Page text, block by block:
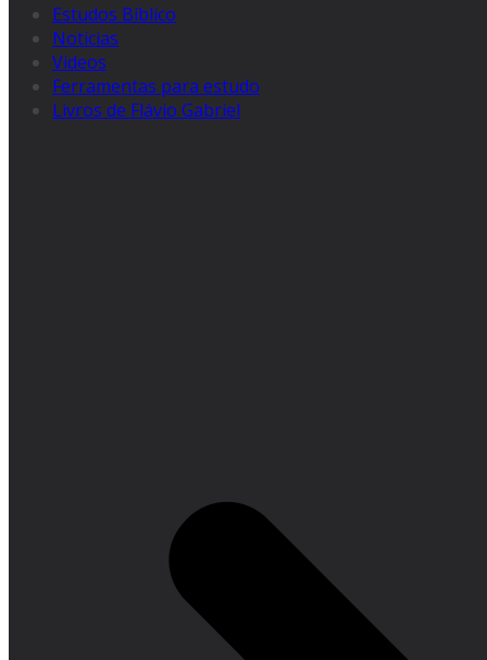
Estudos Bíblico
Noticias
Videos
Ferramentas para estudo
Livros de Flávio Gabriel